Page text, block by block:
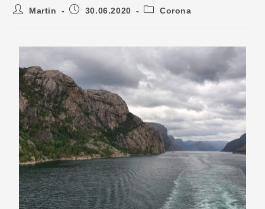
Martin 30.06.2020 Corona